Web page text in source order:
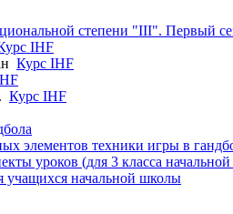
степени "III". Первый
IHF
Курс IHF
Курс IHF
элементов техники игры в
уроков (для 3 класса
учащихся начальной школы